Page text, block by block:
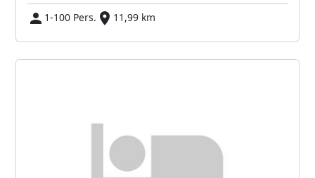
1-100 Pers.
11,99 km